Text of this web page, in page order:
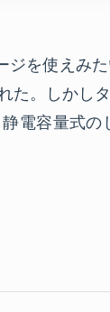
を使えみ
た。しかし
電容量式